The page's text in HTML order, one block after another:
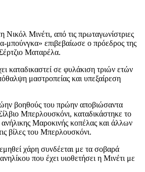
Νικόλ Μινέτι, από τις πρωταγωνίστριες
μπούνγκα» επιβεβαίωσε ο πρόεδρος της
Ματαρέλα.
καταδικαστεί σε φυλάκιση τριών ετών
μαστροπείας και υπεξαίρεση
βοηθούς του πρώην αποβιώσαντα
Μπερλουσκόνι, καταδικάστηκε το
Μαροκινής κοπέλας και άλλων
βίλες του Μπερλουσκόνι.
χάρη συνδέεται με τα σοβαρά
που έχει υιοθετήσει η Μινέτι με